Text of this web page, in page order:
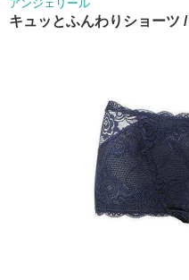
アンジェリール
キュッとふんわりショーツ /